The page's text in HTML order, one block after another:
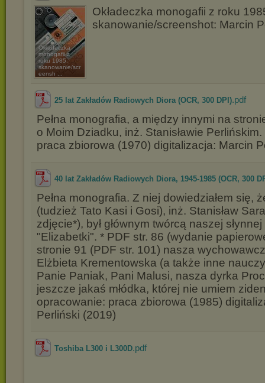
Okładeczka
monogafii z
roku 1985.
skanowanie/scr
eensh ...
Okładeczka monogafii z roku
skanowanie/screenshot: Marcin
25 lat Zakładów Radiowych Diora (OCR, 300 DPI).pdf
Pełna monografia, a między innymi na
o Moim Dziadku, inż. Stanisławie
praca zbiorowa (1970) digitalizacja: Marcin
40 lat Zakładów Radiowych Diora, 1945-1985 (OCR, 300
Pełna monografia. Z niej dowiedziałem się,
(tudzież Tato Kasi i Gosi), inż. Stanisław
zdjęcie*), był głównym twórcą naszej
"Elizabetki". * PDF str. 86 (wydanie
stronie 91 (PDF str. 101) nasza
Elżbieta Krementowska (a także inne
Panie Paniak, Pani Malusi, nasza dyrka
jeszcze jakaś młódka, której nie umiem
opracowanie: praca zbiorowa (1985)
Perliński (2019)
Toshiba L300 i L300D.pdf